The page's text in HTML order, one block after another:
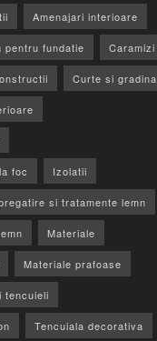
Amenajari interioare
pentru fundatie Caramizi
Curte si gradina
foc Izolatii
si tratamente lemn
Materiale
Materiale prafoase
tencuieli
Tencuiala decorativa